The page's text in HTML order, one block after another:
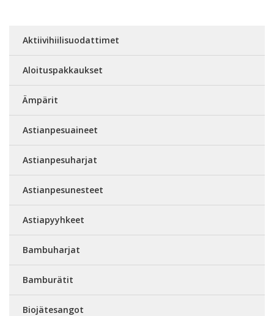
Aktiivihiilisuodattimet
Aloituspakkaukset
Ämpärit
Astianpesuaineet
Astianpesuharjat
Astianpesunesteet
Astiapyyhkeet
Bambuharjat
Bamburätit
Biojätesangot